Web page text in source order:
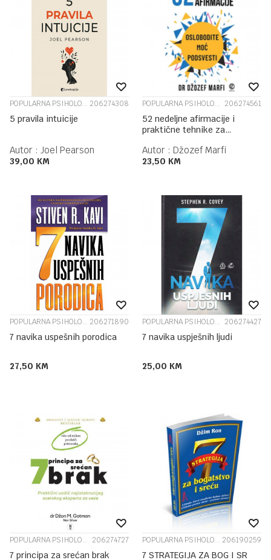
POPULARNA PSIHOLOGIJA 206274308
5 pravila intuicije
Autor : Joel Pearson
39,00 KM
POPULARNA PSIHOLOGIJA 206274561
52 nedeljne afirmacije i
praktične tehnike za
podsvesn...
Autor : Džozef Marfi
23,50 KM
POPULARNA PSIHOLOGIJA 206271890
7 navika uspešnih porodica
27,50 KM
POPULARNA PSIHOLOGIJA 206274427
7 navika uspješnih ljudi
25,00 KM
POPULARNA PSIHOLOGIJA 206274727
7 principa za srećan brak
POPULARNA PSIHOLOGIJA 206190259
7 STRATEGIJA ZA BOG I SR